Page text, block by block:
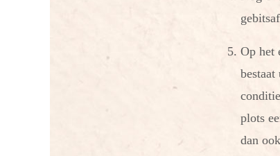
Op het
plots
dan